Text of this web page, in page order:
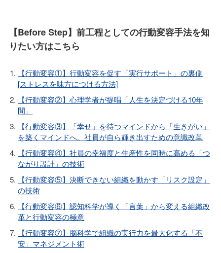
【Before Step】前工程としての行動変容手法を知
りたい方はこちら
【行動変容①】行動変容を促す「実行サポート」の裏側
[ストレスを味方につける方法]
【行動変容②】心理学者が提唱「人生を決定づける10年
間」
【行動変容③】「幸せ」を待つマインドから「生きがい」
を築くマインドへ。社員が自ら輝き出すための意識改革
【行動変容④】社員の幸福度と生産性を同時に高める「つ
ながり設計」の技術
【行動変容⑤】決断できない組織を動かす「リスク設定」
の技術
【行動変容⑥】認知科学が導く「言葉」から変える組織改
革と行動変容の極意
【行動変容⑦】脳科学で組織の実行力を最大化する「不
安」マネジメント術